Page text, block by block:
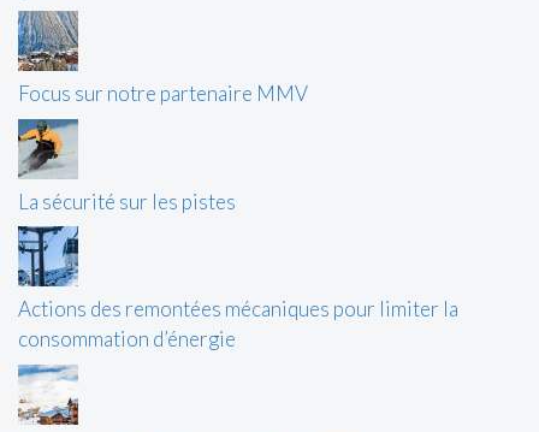
Focus sur notre partenaire MMV
La sécurité sur les pistes
Actions des remontées mécaniques pour limiter la
consommation d’énergie